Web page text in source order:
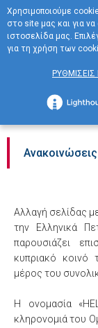
ΜΕΝΟΥ
Ανακοινώσεις
Αλλαγή σελίδας
την Ελληνικά
παρουσιάζει
κυπριακό κοινό
μέρος του
Η ονομασία
κληρονομιά του
Χρησιμοποιούμε
στο site μας και για
ιστοσελίδα μας.
για τη χρήση των
ΡΥΘΜΙΣΕΙΣ